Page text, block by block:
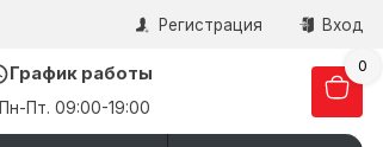
Регистрация Вход
График работы
Пн-Пт. 09:00-19:00
0